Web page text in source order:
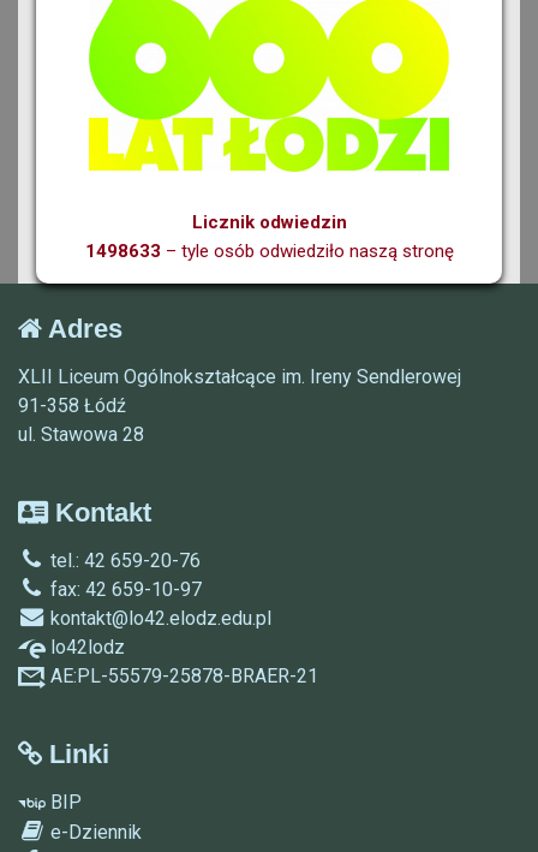
Licznik odwiedzin
1498633 – tyle osób odwiedziło naszą stronę
Adres
XLII Liceum Ogólnokształcące im. Ireny Sendlerowej
91-358 Łódź
ul. Stawowa 28
Kontakt
tel.: 42 659-20-76
fax: 42 659-10-97
kontakt@lo42.elodz.edu.pl
lo42lodz
AE:PL-55579-25878-BRAER-21
Linki
BIP
e-Dziennik